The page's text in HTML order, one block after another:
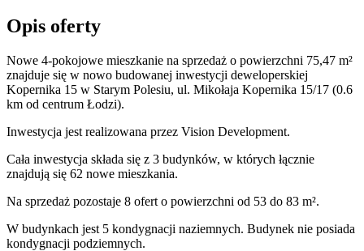
Opis oferty
Nowe 4-pokojowe mieszkanie na sprzedaż o powierzchni 75,47 m²
znajduje się w nowo budowanej inwestycji deweloperskiej
Kopernika 15 w Starym Polesiu, ul. Mikołaja Kopernika 15/17 (0.6
km od centrum Łodzi).
Inwestycja jest realizowana przez Vision Development.
Cała inwestycja składa się z 3 budynków, w których łącznie
znajdują się 62 nowe mieszkania.
Na sprzedaż pozostaje 8 ofert o powierzchni od 53 do 83 m².
W budynkach jest 5 kondygnacji naziemnych. Budynek nie posiada
kondygnacji podziemnych.